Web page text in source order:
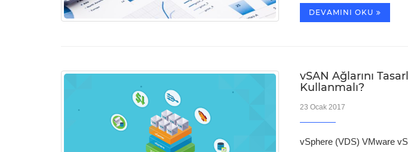
DEVAMINI OKU
vSAN Ağlarını
Kullanmalı?
23 Ocak 2017
vSphere (VDS) VMware